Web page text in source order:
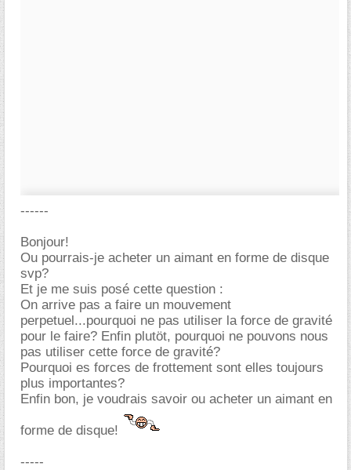
------
Bonjour!
Ou pourrais-je acheter un aimant en forme de disque
svp?
Et je me suis posé cette question :
On arrive pas a faire un mouvement
perpetuel...pourquoi ne pas utiliser la force de gravité
pour le faire? Enfin plutöt, pourquoi ne pouvons nous
pas utiliser cette force de gravité?
Pourquoi es forces de frottement sont elles toujours
plus importantes?
Enfin bon, je voudrais savoir ou acheter un aimant en
forme de disque!
-----